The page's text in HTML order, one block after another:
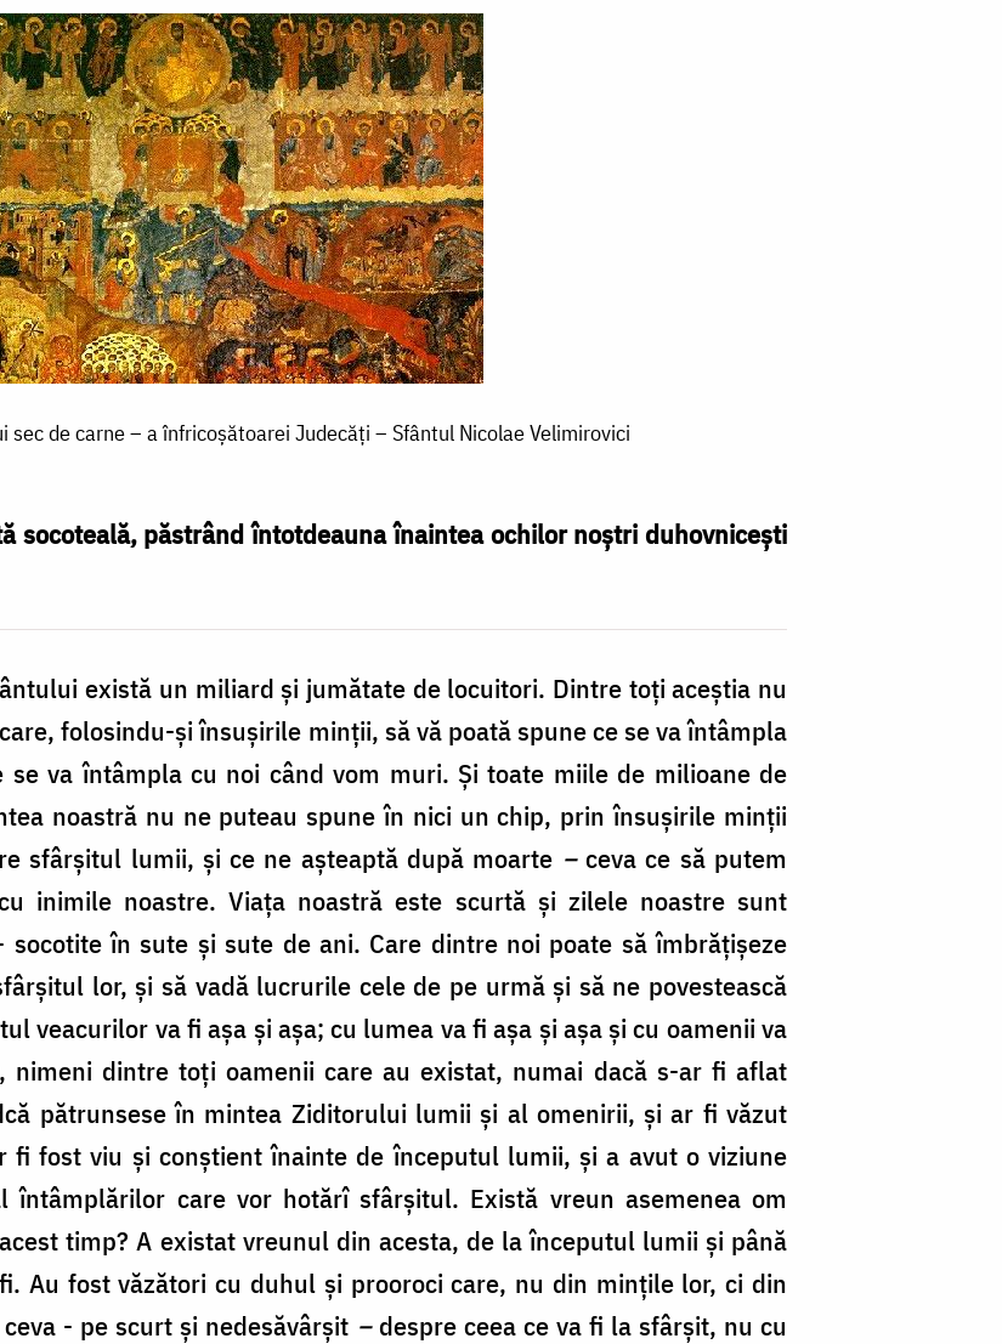
sec de carne – a înfricoşătoarei Judecăți – Sfântul Nicolae Velimirovici
socoteală, păstrând întotdeauna înaintea ochilor noștri duhovnicești
există un miliard și jumătate de locuitori. Dintre toți aceștia nu
folosindu-și însușirile minții, să vă poată spune ce se va întâmpla
va întâmpla cu noi când vom muri. Și toate miile de milioane de
noastră nu ne puteau spune în nici un chip, prin însușirile minții
sfârșitul lumii, și ce ne așteaptă după moarte –ceva ce să putem
inimile noastre. Viața noastră este scurtă și zilele noastre sunt
în sute și sute de ani. Care dintre noi poate să îmbrățișeze
lor, și să vadă lucrurile cele de pe urmă și să ne povestească
veacurilor va fi așa și așa; cu lumea va fi așa și așa și cu oamenii va
nimeni dintre toți oamenii care au existat, numai dacă s-ar fi aflat
pătrunsese în mintea Ziditorului lumii și al omenirii, și ar fi văzut
fost viu și conștient înainte de începutul lumii, și a avut o viziune
care vor hotărî sfârșitul. Există vreun asemenea om
timp? A existat vreunul din acesta, de la începutul lumii și până
Au fost văzători cu duhul și prooroci care, nu din mințile lor, ci din
- pe scurt și nedesăvârșit –despre ceea ce va fi la sfârșit, nu cu